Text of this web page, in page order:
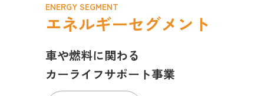
ENERGY SEGMENT
エネルギーセグメント
車や燃料に関わる
カーライフサポート事業